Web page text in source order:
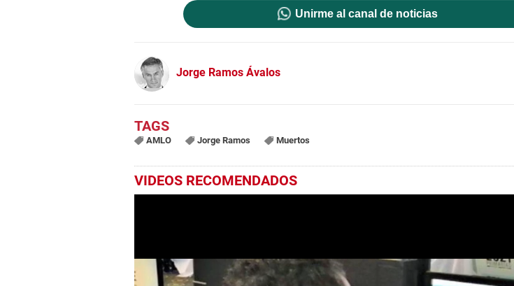
Unirme al canal de noticias
Jorge Ramos Ávalos
AMLO Jorge Ramos Muertos
VIDEOS RECOMENDADOS